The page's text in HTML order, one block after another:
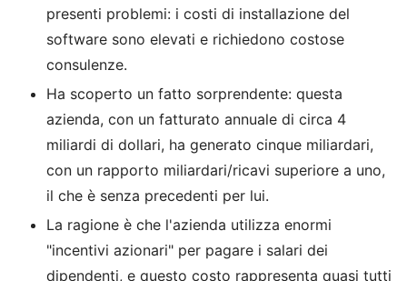
presenti problemi: i costi di installazione del
software sono elevati e richiedono costose
consulenze.
Ha scoperto un fatto sorprendente: questa
azienda, con un fatturato annuale di circa 4
miliardi di dollari, ha generato cinque miliardari,
con un rapporto miliardari/ricavi superiore a uno,
il che è senza precedenti per lui.
La ragione è che l'azienda utilizza enormi
"incentivi azionari" per pagare i salari dei
dipendenti, e questo costo rappresenta quasi tutti